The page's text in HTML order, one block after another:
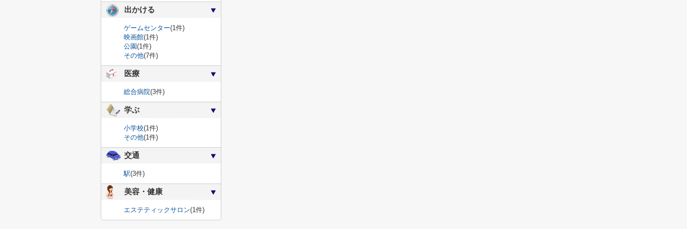
出かける
ゲームセンター(1件)
映画館(1件)
公園(1件)
その他(7件)
医療
総合病院(3件)
学ぶ
小学校(1件)
その他(1件)
交通
駅(3件)
美容・健康
エステティックサロン(1件)